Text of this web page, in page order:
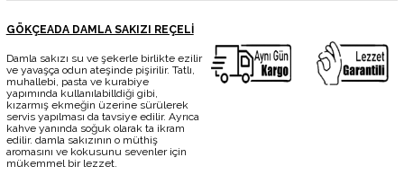
GÖKÇEADA DAMLA SAKIZI REÇELİ
Damla sakızı su ve şekerle birlikte ezilir
ve yavaşça odun ateşinde pişirilir. Tatlı,
muhallebi, pasta ve kurabiye
yapımında kullanılabilldiği gibi,
kızarmış ekmeğin üzerine sürülerek
servis yapılması da tavsiye edilir. Ayrıca
kahve yanında soğuk olarak ta ikram
edilir. damla sakızının o müthiş
aromasını ve kokusunu sevenler için
mükemmel bir lezzet.